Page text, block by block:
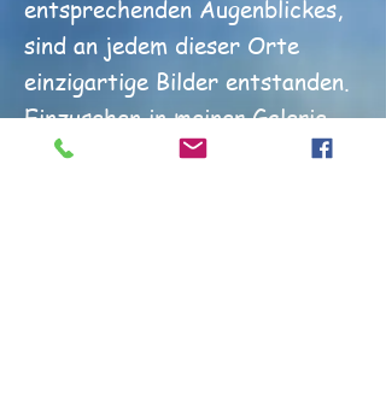
entsprechenden Augenblickes,
sind an jedem dieser Orte
einzigartige Bilder entstanden.
Einzusehen in meiner Galerie
in der Granitzer Straße 47,